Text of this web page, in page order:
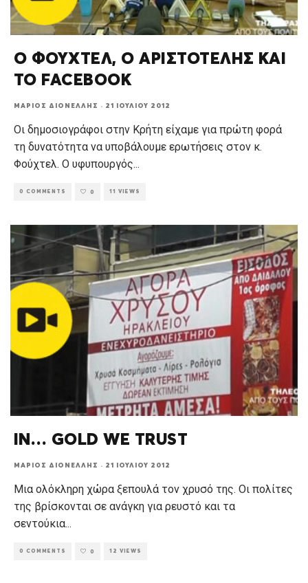
Ο ΦΟΥΧΤΕΛ, Ο ΑΡΙΣΤΟΤΕΛΗΣ ΚΑΙ
ΤΟ FACEBOOK
ΜΆΡΙΟΣ ΔΙΟΝΈΛΛΗΣ · 21 ΙΟΥΛΊΟΥ 2012
Οι δημοσιογράφοι στην Κρήτη είχαμε για πρώτη φορά
τη δυνατότητα να υποβάλουμε ερωτήσεις στον κ.
Φούχτελ. Ο υφυπουργός...
0 COMMENTS 0 11 VIEWS
IN… GOLD WE TRUST
ΜΆΡΙΟΣ ΔΙΟΝΈΛΛΗΣ · 21 ΙΟΥΛΊΟΥ 2012
Μια ολόκληρη χώρα ξεπουλά τον χρυσό της. Οι πολίτες
της βρίσκονται σε ανάγκη για ρευστό και τα
σεντούκια...
0 COMMENTS 0 12 VIEWS